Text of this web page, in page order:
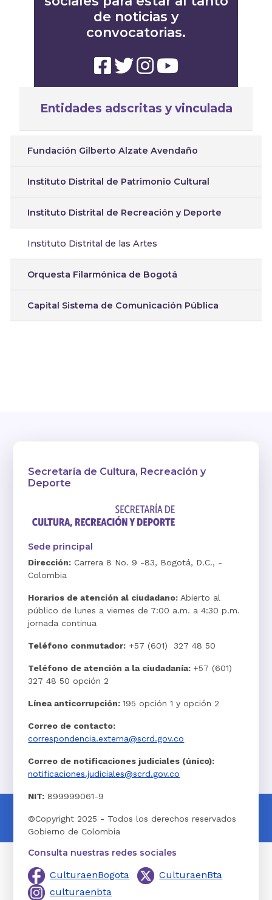
Entidades adscritas y vinculada
Fundación Gilberto Alzate Avendaño
Instituto Distrital de Patrimonio Cultural
Instituto Distrital de Recreación y Deporte
Instituto Distrital de las Artes
Orquesta Filarmónica de Bogotá
Capital Sistema de Comunicación Pública
de noticias y
convocatorias.
Secretaría de Cultura, Recreación y
Deporte
Sede principal
Dirección: Carrera 8 No. 9 -83, Bogotá, D.C., -
Colombia
Horarios de atención al ciudadano: Abierto al
público de lunes a viernes de 7:00 a.m. a 4:30 p.m.
jornada continua
Teléfono conmutador: +57 (601) 327 48 50
Teléfono de atención a la ciudadanía: +57 (601)
327 48 50 opción 2
Línea anticorrupción:195 opción 1 y opción 2
Correo de contacto:
correspondencia.externa@scrd.gov.co
Correo de notificaciones judiciales (único):
notificaciones.judiciales@scrd.gov.co
NIT: 899999061-9
©Copyright 2025 - Todos los derechos reservados
Gobierno de Colombia
Consulta nuestras redes sociales
CulturaenBogota
CulturaenBta
culturaenbta